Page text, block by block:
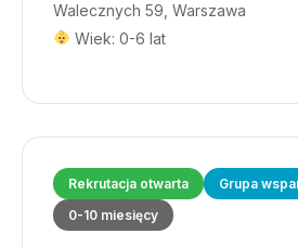
Walecznych 59, Warszawa
Wiek: 0-6 lat
Rekrutacja otwarta
Grupa
0-10 miesięcy